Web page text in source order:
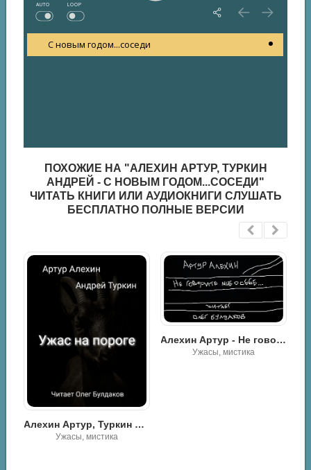
AUTO LOOP
С новым годом...соседи
ПОХОЖИЕ НА "АЛЕХИН АРТУР, ТУРКИН
АНДРЕЙ - С НОВЫМ ГОДОМ...СОСЕДИ"
ЧИТАТЬ КНИГИ ИЛИ АУДИОКНИГИ СЛУШАТЬ
БЕСПЛАТНО ПОЛНЫЕ ВЕРСИИ
Алехин Артур, Туркин Андрей - Ужас на пороге
Ужасы, мистика
Алехин Артур - Не говорите мне о себе
Ужасы, мистика